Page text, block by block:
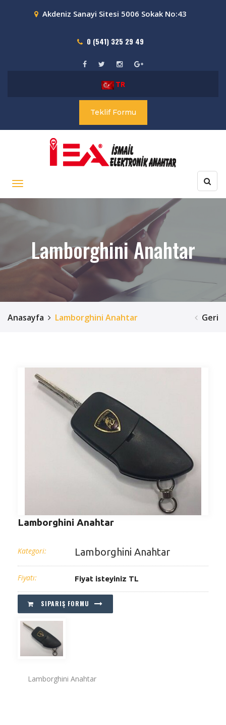
Akdeniz Sanayi Sitesi 5006 Sokak No:43
0 (541) 325 29 49
TR
Teklif Formu
Lamborghini Anahtar
Anasayfa Lamborghini Anahtar Geri
Lamborghini Anahtar
Kategori: Lamborghini Anahtar
Fiyatı: Fiyat isteyiniz TL
SIPARIŞ FORMU
Lamborghini Anahtar